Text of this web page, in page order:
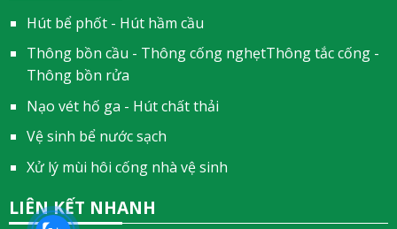
Hút bể phốt - Hút hầm cầu
Thông bồn cầu - Thông cống nghẹtThông tắc cống -
Thông bồn rửa
Nạo vét hố ga - Hút chất thải
Vệ sinh bể nước sạch
Xử lý mùi hôi cống nhà vệ sinh
LIÊN KẾT NHANH